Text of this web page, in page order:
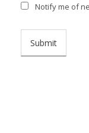
Notify me of